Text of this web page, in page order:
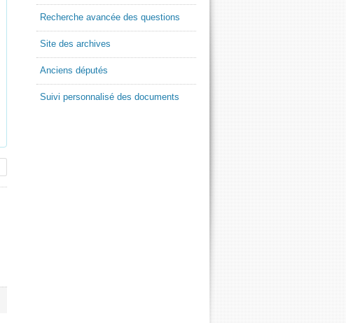
Recherche avancée des questions
Site des archives
Anciens députés
Suivi personnalisé des documents